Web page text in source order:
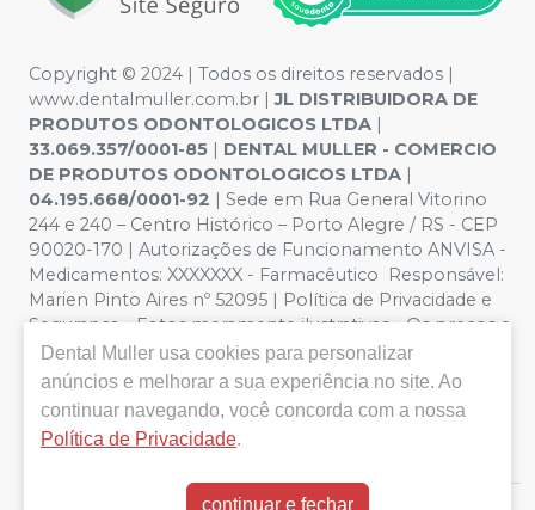
Copyright © 2024 | Todos os direitos reservados |
www.dentalmuller.com.br |JL DISTRIBUIDORA DE
PRODUTOS ODONTOLOGICOS LTDA
33.069.357/0001-85
DENTAL MULLER - COMERCIO
DE PRODUTOS ODONTOLOGICOS LTDA
04.195.668/0001-92 | Sede em Rua General Vitorino
244 e 240 – Centro Histórico – Porto Alegre / RS - CEP
90020-170 | Autorizações de Funcionamento ANVISA -
Medicamentos: XXXXXXX - Farmacêutico Responsável:
Marien Pinto Aires nº 52095 | Política de Privacidade e
Segurança - Fotos meramente ilustrativas - Os preços e
condições da loja virtual estão sujeitos a alterações. Em
caso de divergência de preços no site, o valor válido é o
do Carrinho de Compra. Não vendemos por atacado,
por isso nos reservamos o direito de não atender
compras de grandes volumes pelo site.
Dental Muller usa cookies para personalizar
anúncios e melhorar a sua experiência no site. Ao
continuar navegando, você concorda com a nossa
Política de Privacidade.
continuar e fechar